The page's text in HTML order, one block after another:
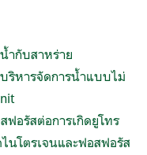
ำกับสาหร่าย
ริหารจัดการน้ำแบบไม่
ฟอรัสต่อการเกิดยูโทร
นโตรเจนและฟอสฟอรัส